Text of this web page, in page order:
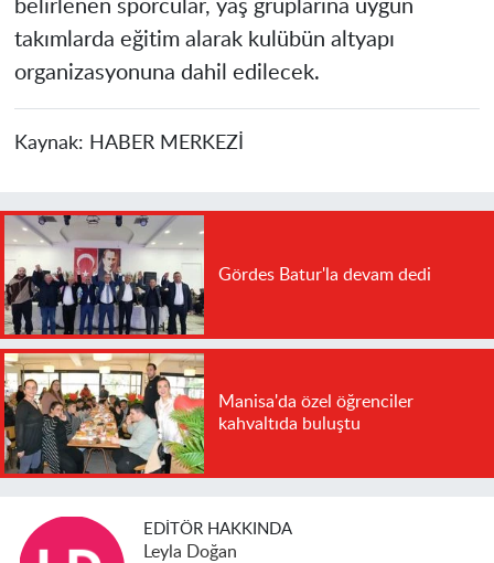
belirlenen sporcular, yaş gruplarına uygun
takımlarda eğitim alarak kulübün altyapı
organizasyonuna dahil edilecek.
Kaynak: HABER MERKEZİ
Gördes Batur'la devam dedi
Manisa'da özel öğrenciler
kahvaltıda buluştu
EDITÖR HAKKINDA
Leyla Doğan